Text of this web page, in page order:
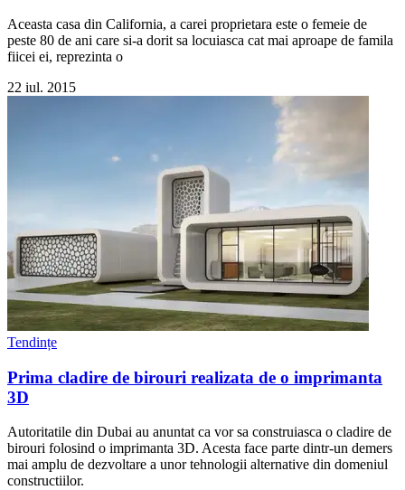
Aceasta casa din California, a carei proprietara este o femeie de
peste 80 de ani care si-a dorit sa locuiasca cat mai aproape de famila
fiicei ei, reprezinta o
22 iul. 2015
Tendințe
Prima cladire de birouri realizata de o imprimanta
3D
Autoritatile din Dubai au anuntat ca vor sa construiasca o cladire de
birouri folosind o imprimanta 3D. Acesta face parte dintr-un demers
mai amplu de dezvoltare a unor tehnologii alternative din domeniul
constructiilor.